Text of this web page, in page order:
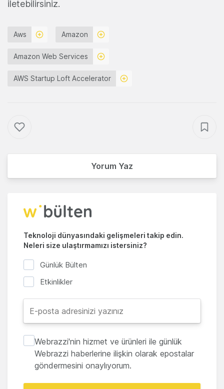
iletebilirsiniz.
Aws Amazon
Amazon Web Services
AWS Startup Loft Accelerator
Yorum Yaz
Teknoloji dünyasındaki gelişmeleri takip edin.
Neleri size ulaştırmamızı istersiniz?
Günlük Bülten
Etkinlikler
Webrazzi'nin hizmet ve ürünleri ile günlük
Webrazzi haberlerine ilişkin olarak epostalar
göndermesini onaylıyorum.